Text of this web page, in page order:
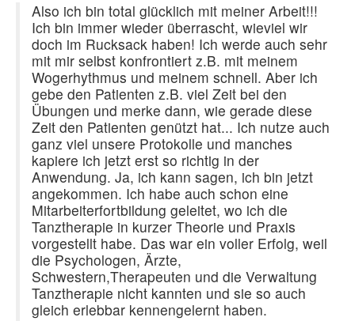
Also ich bin total glücklich mit meiner Arbeit!!!
Ich bin immer wieder überrascht, wieviel wir
doch im Rucksack haben! Ich werde auch sehr
mit mir selbst konfrontiert z.B. mit meinem
Wogerhythmus und meinem schnell. Aber ich
gebe den Patienten z.B. viel Zeit bei den
Übungen und merke dann, wie gerade diese
Zeit den Patienten genützt hat... Ich nutze auch
ganz viel unsere Protokolle und manches
kapiere ich jetzt erst so richtig in der
Anwendung. Ja, ich kann sagen, ich bin jetzt
angekommen. Ich habe auch schon eine
Mitarbeiterfortbildung geleitet, wo ich die
Tanztherapie in kurzer Theorie und Praxis
vorgestellt habe. Das war ein voller Erfolg, weil
die Psychologen, Ärzte,
Schwestern,Therapeuten und die Verwaltung
Tanztherapie nicht kannten und sie so auch
gleich erlebbar kennengelernt haben.